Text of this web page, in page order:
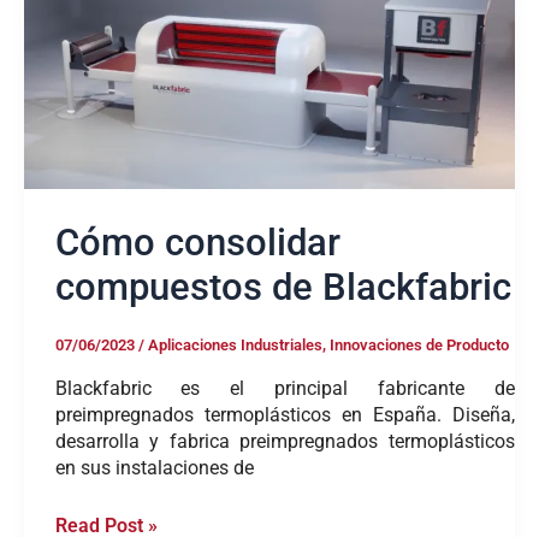
Cómo consolidar
compuestos de Blackfabric
07/06/2023 / Aplicaciones Industriales, Innovaciones de Producto
Blackfabric es el principal fabricante de
preimpregnados termoplásticos en España. Diseña,
desarrolla y fabrica preimpregnados termoplásticos
en sus instalaciones de
consolidar
compuestos
de
Blackfabric
Read Post »